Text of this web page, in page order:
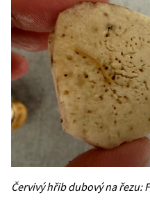
Červivý hřib dubový na řezu: